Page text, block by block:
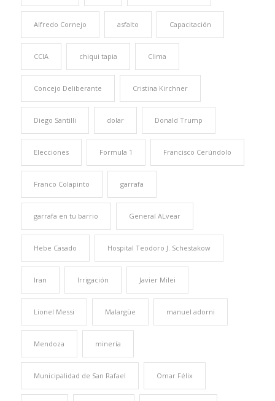
Alfredo Cornejo asfalto Capacitación
CCIA chiqui tapia Clima
Concejo Deliberante Cristina Kirchner
Diego Santilli dolar Donald Trump
Elecciones Formula 1 Francisco Cerúndolo
Franco Colapinto garrafa
garrafa en tu barrio General ALvear
Hebe Casado Hospital Teodoro J. Schestakow
Iran Irrigación Javier Milei
Lionel Messi Malargüe manuel adorni
Mendoza minería
Municipalidad de San Rafael Omar Félix